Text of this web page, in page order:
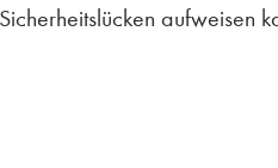
aufweisen